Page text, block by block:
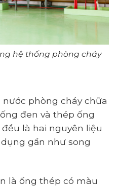
hệ thống phòng cháy
phòng cháy chữa
đen và thép ống
là hai nguyên liệu
gần như song
là ống thép có màu